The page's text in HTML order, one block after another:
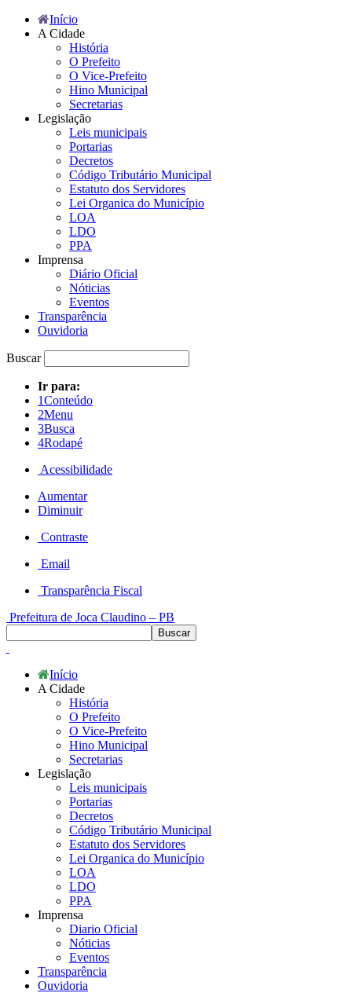
Início
A Cidade
História
O Prefeito
O Vice-Prefeito
Hino Municipal
Secretarias
Legislação
Leis municipais
Portarias
Decretos
Código Tributário Municipal
Estatuto dos Servidores
Lei Organica do Município
LOA
LDO
PPA
Imprensa
Diário Oficial
Nóticias
Eventos
Transparência
Ouvidoria
Buscar
Ir para:
1Conteúdo
2Menu
3Busca
4Rodapé
Acessibilidade
Aumentar
Diminuir
Contraste
Email
Transparência Fiscal
Prefeitura de Joca Claudino – PB
Início
A Cidade
História
O Prefeito
O Vice-Prefeito
Hino Municipal
Secretarias
Legislação
Leis municipais
Portarias
Decretos
Código Tributário Municipal
Estatuto dos Servidores
Lei Organica do Município
LOA
LDO
PPA
Imprensa
Diario Oficial
Nóticias
Eventos
Transparência
Ouvidoria